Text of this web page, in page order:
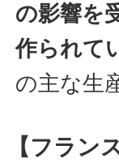
の影響を
作られて
の主な生
【フラン